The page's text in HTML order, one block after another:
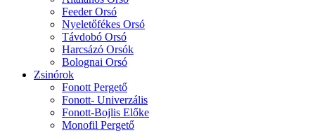
Feeder Orsó
Nyeletőfékes Orsó
Távdobó Orsó
Harcsázó Orsók
Bolognai Orsó
Zsinórok
Fonott Pergető
Fonott- Univerzális
Fonott-Bojlis Előke
Monofil Pergető